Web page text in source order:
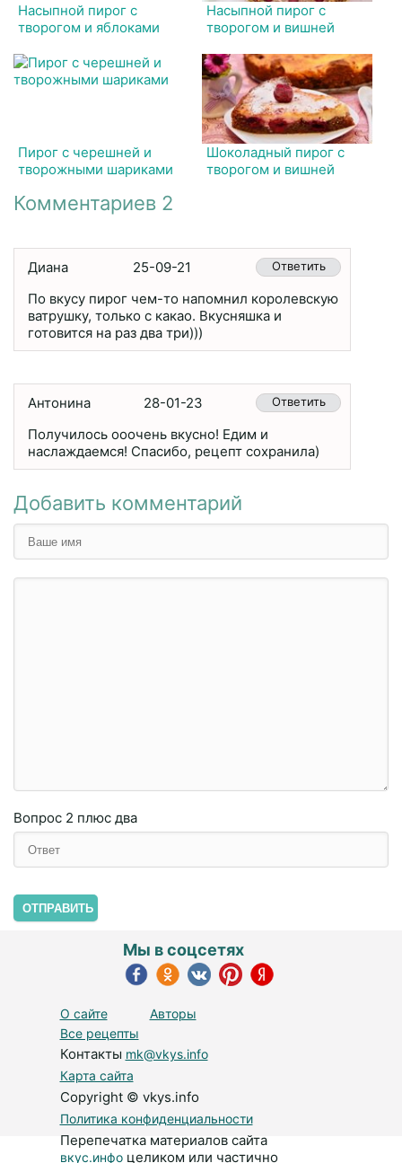
Насыпной пирог с
творогом и яблоками
Насыпной пирог с
творогом и вишней
Пирог с черешней и
творожными шариками
Шоколадный пирог с
творогом и вишней
Комментариев 2
Диана 25-09-21 Ответить
По вкусу пирог чем-то напомнил королевскую
ватрушку, только с какао. Вкусняшка и
готовится на раз два три)))
Антонина 28-01-23 Ответить
Получилось ооочень вкусно! Едим и
наслаждаемся! Спасибо, рецепт сохранила)
Добавить комментарий
Вопрос 2 плюc двa
ОТПРАВИТЬ
О сайте
Авторы
Все рецепты
Контакты mk@vkys.info
Карта сайта
Copyright © vkys.info
Политика конфиденциальности
Перепечатка материалов сайта
вкус.инфоцеликом или частично
Мы в соцсетях